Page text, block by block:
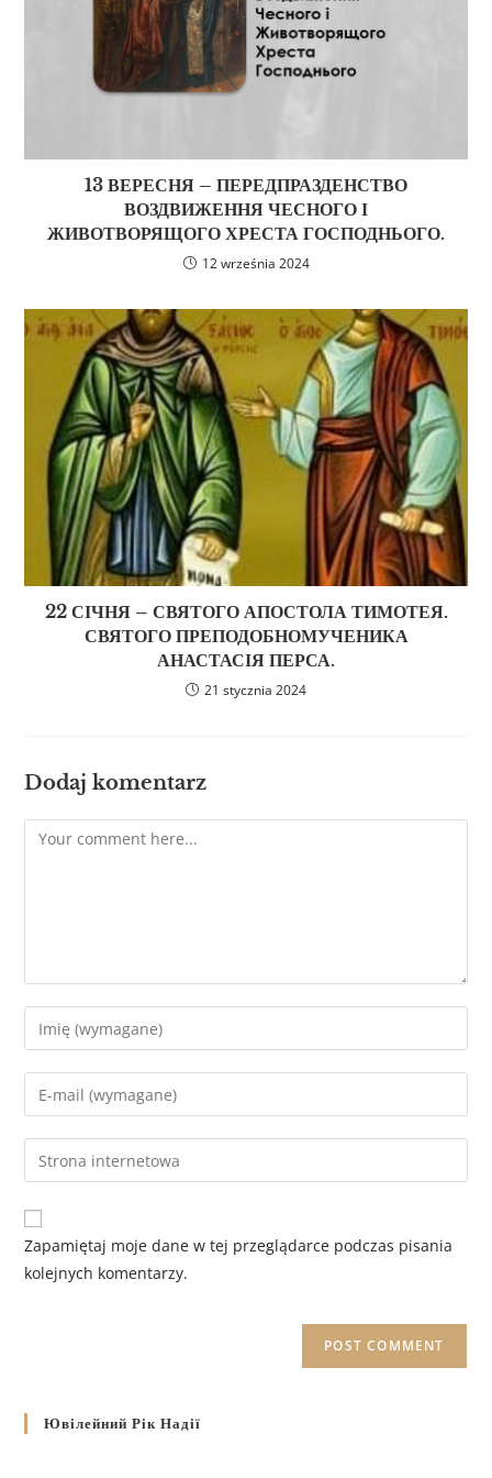
13 ВЕРЕСНЯ – ПЕРЕДПРАЗДЕНСТВО
ВОЗДВИЖЕННЯ ЧЕСНОГО І
ЖИВОТВОРЯЩОГО ХРЕСТА ГОСПОДНЬОГО.
12 września 2024
22 СІЧНЯ – СВЯТОГО АПОСТОЛА ТИМОТЕЯ.
СВЯТОГО ПРЕПОДОБНОМУЧЕНИКА
АНАСТАСІЯ ПЕРСА.
21 stycznia 2024
Dodaj komentarz
Zapamiętaj moje dane w tej przeglądarce podczas pisania
kolejnych komentarzy.
Ювілейний Рік Надії